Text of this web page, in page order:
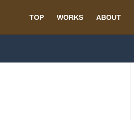
TOP WORKS ABOUT